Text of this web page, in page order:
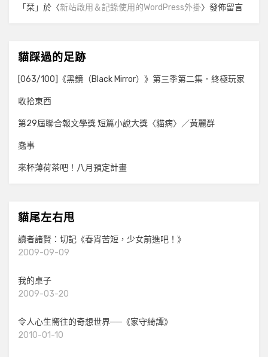
「栞」於〈新站啟用＆記錄使用的WordPress外掛〉發佈留言
貓踩過的足跡
[063/100]《黑鏡（Black Mirror）》第三季第二集．終極玩家
收拾東西
第29屆聯合報文學獎 短篇小說大獎〈貓病〉／黃麗群
蠢事
來杯薄荷茶吧！八月預定計畫
貓尾左右甩
讀者諸賢：切記《春宵苦短，少女前進吧！》
2009-09-09
我的桌子
2009-03-20
令人心生嚮往的奇想世界──《家守綺譚》
2010-01-10